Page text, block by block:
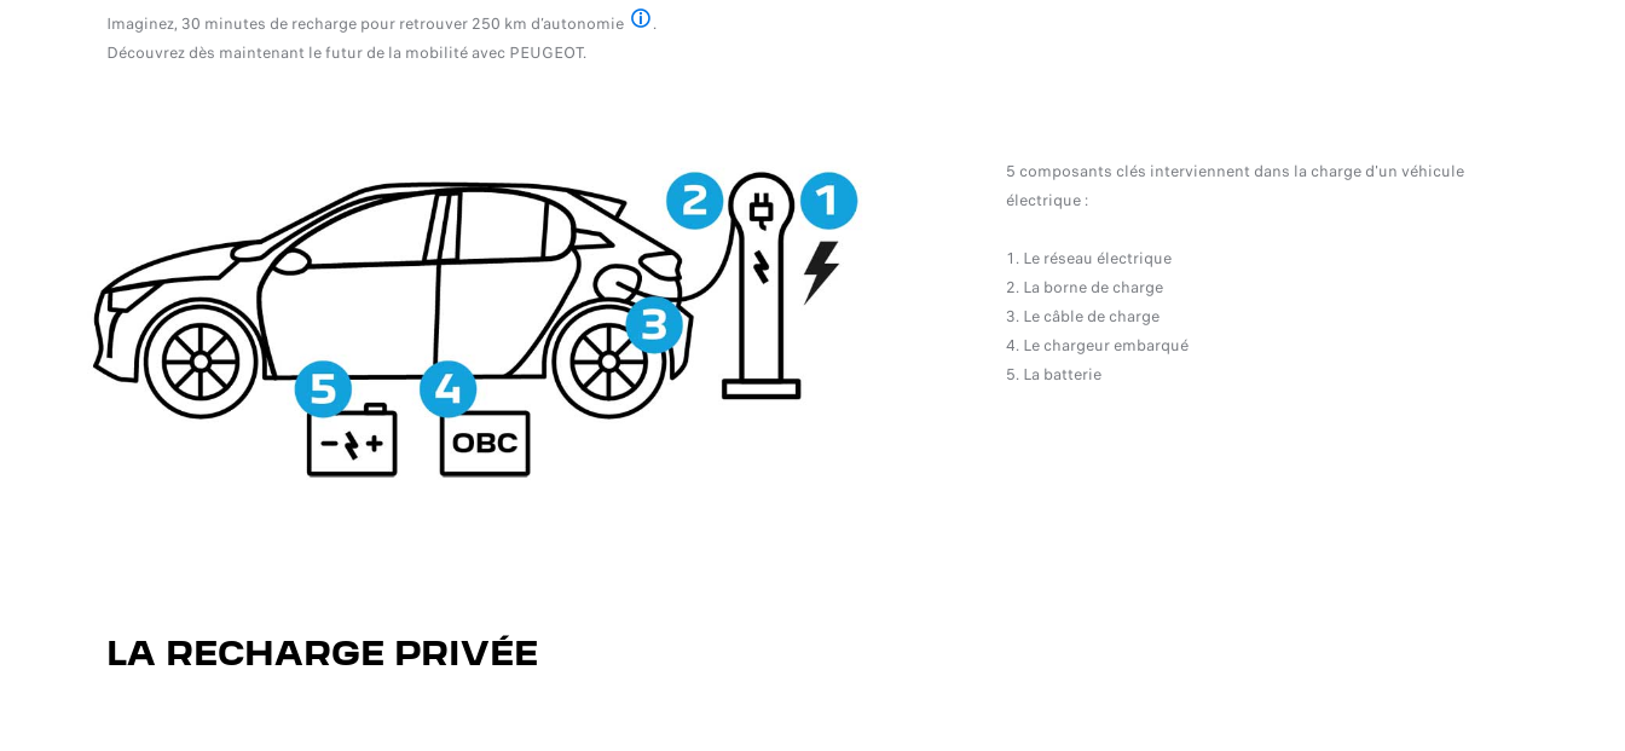
Imaginez, 30 minutes de recharge pour retrouver 250 km d’autonomie
.
Découvrez dès maintenant le futur de la mobilité avec PEUGEOT.
5 composants clés interviennent dans la charge d'un véhicule
électrique :
Le réseau électrique
La borne de charge
Le câble de charge
Le chargeur embarqué
La batterie
LA RECHARGE PRIVÉE